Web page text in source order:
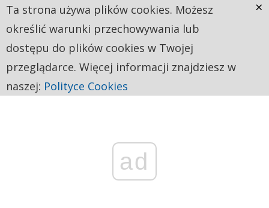
ad
Ta strona używa plików cookies. Możesz
określić warunki przechowywania lub
dostępu do plików cookies w Twojej
przeglądarce. Więcej informacji znajdziesz w
naszej: Polityce Cookies
×